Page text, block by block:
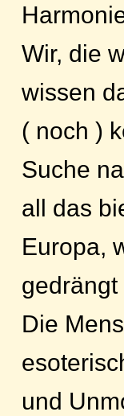
Wir, die
wissen
( noch )
Suche
all das
Europa,
Die
und